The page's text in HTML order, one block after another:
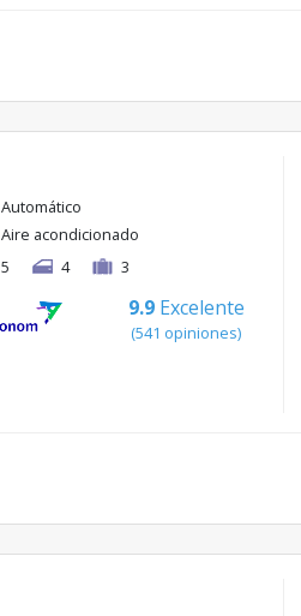
Automático
Aire acondicionado
5
4 3
9.9 Excelente
(541 opiniones)